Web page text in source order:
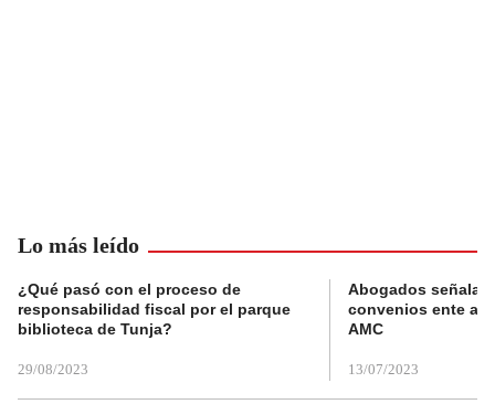
Lo más leído
¿Qué pasó con el proceso de
responsabilidad fiscal por el parque
biblioteca de Tunja?
29/08/2023
Abogados
convenios ente
AMC
13/07/2023